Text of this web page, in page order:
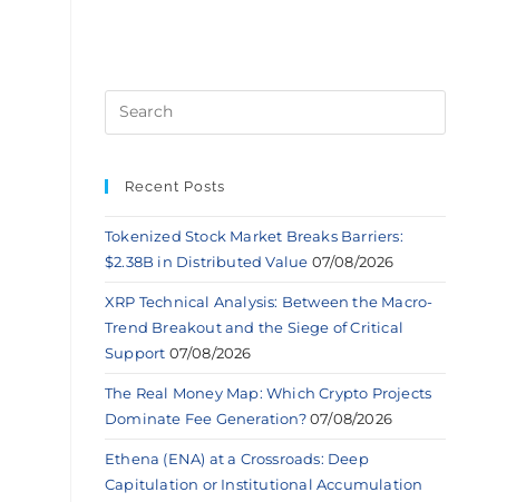
Recent Posts
Tokenized Stock Market Breaks Barriers:
$2.38B in Distributed Value 07/08/2026
XRP Technical Analysis: Between the Macro-
Trend Breakout and the Siege of Critical
Support 07/08/2026
The Real Money Map: Which Crypto Projects
Dominate Fee Generation? 07/08/2026
Ethena (ENA) at a Crossroads: Deep
Capitulation or Institutional Accumulation